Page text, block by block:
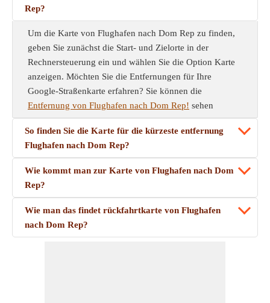
Rep?
Um die Karte von Flughafen nach Dom Rep zu finden,
geben Sie zunächst die Start- und Zielorte in der
Rechnersteuerung ein und wählen Sie die Option Karte
anzeigen. Möchten Sie die Entfernungen für Ihre
Google-Straßenkarte erfahren? Sie können die
Entfernung von Flughafen nach Dom Rep! sehen
So finden Sie die Karte für die kürzeste entfernung
Flughafen nach Dom Rep?
Wie kommt man zur Karte von Flughafen nach Dom
Rep?
Wie man das findet rückfahrtkarte von Flughafen
nach Dom Rep?